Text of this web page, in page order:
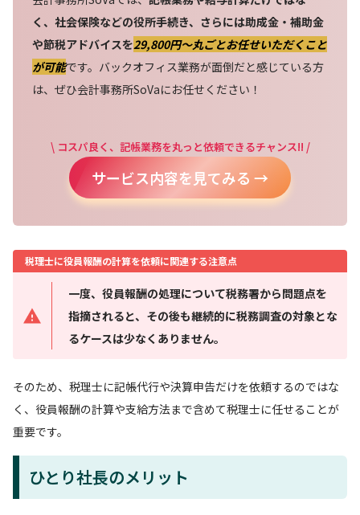
く、社会保険などの役所手続き、さらには助成金・補助金
や節税アドバイスを29,800円〜丸ごとお任せいただくこと
が可能です。バックオフィス業務が面倒だと感じている方
は、ぜひ会計事務所SoVaにお任せください！
\ コスパ良く、記帳業務を丸っと依頼できるチャンス!! /
サービス内容を見てみる →
税理士に役員報酬の計算を依頼に関連する注意点
一度、役員報酬の処理について税務署から問題点を
指摘されると、その後も継続的に税務調査の対象とな
るケースは少なくありません。
そのため、税理士に記帳代行や決算申告だけを依頼するのではな
く、役員報酬の計算や支給方法まで含めて税理士に任せることが
重要です。
ひとり社長のメリット